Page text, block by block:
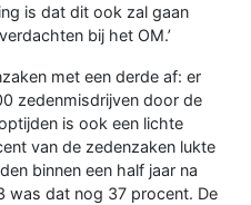
is dat dit ook zal gaan
bij het OM.’
met een derde af: er
zedenmisdrijven door de
is ook een lichte
van de zedenzaken lukte
binnen een half jaar na
was dat nog 37 procent. De